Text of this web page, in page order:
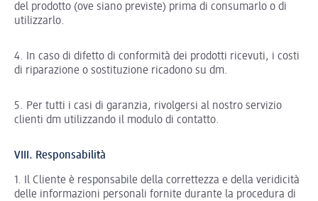
del prodotto (ove siano previste) prima di consumarlo o di
utilizzarlo.
4. In caso di difetto di conformità dei prodotti ricevuti, i costi
di riparazione o sostituzione ricadono su dm.
5. Per tutti i casi di garanzia, rivolgersi al nostro servizio
clienti dm utilizzando il modulo di contatto.
VIII. Responsabilità
1. Il Cliente è responsabile della correttezza e della veridicità
delle informazioni personali fornite durante la procedura di